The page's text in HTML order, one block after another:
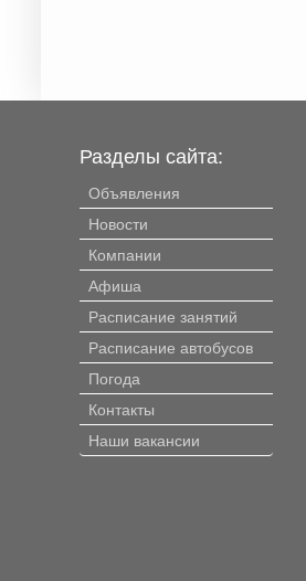
Разделы сайта:
Объявления
Новости
Компании
Афиша
Расписание занятий
Расписание автобусов
Погода
Контакты
Наши вакансии